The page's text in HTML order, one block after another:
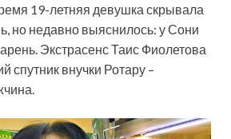
19-летняя девушка скрывала
но недавно выяснилось: у Сони
Экстрасенс Таис Фиолетова
спутник внучки Ротару –